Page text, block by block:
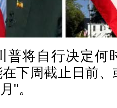
普将自行决定何
下周截止日前
"。